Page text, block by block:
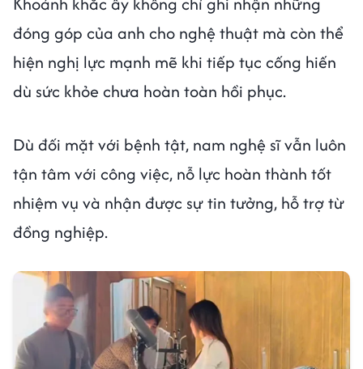
đóng góp của anh cho nghệ thuật mà còn thể
hiện nghị lực mạnh mẽ khi tiếp tục cống hiến
dù sức khỏe chưa hoàn toàn hồi phục.
Dù đối mặt với bệnh tật, nam nghệ sĩ vẫn luôn
tận tâm với công việc, nỗ lực hoàn thành tốt
nhiệm vụ và nhận được sự tin tưởng, hỗ trợ từ
đồng nghiệp.